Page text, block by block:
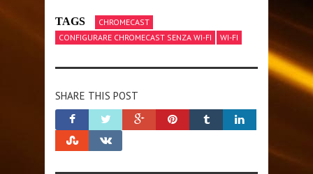
TAGS
CHROMECAST
CONFIGURARE CHROMECAST SENZA WI-FI
WI-FI
SHARE THIS POST